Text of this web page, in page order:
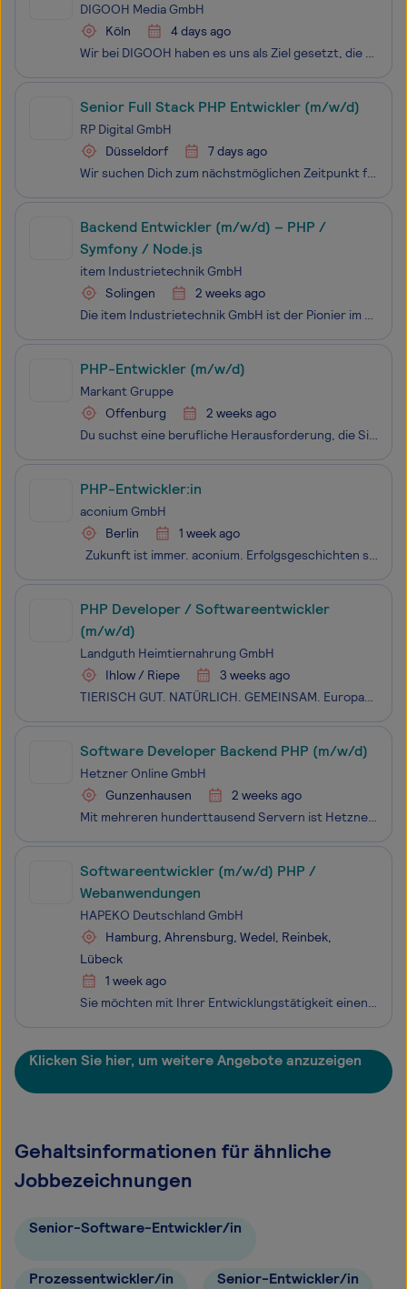
DIGOOH Media GmbH
Köln
4 days ago
Wir bei DIGOOH haben es uns als Ziel gesetzt, die Außenwerbung zu revolutionieren! Willst Du ein Teil davon werden? Mit unserer Digitalisierungsstrategie sind wir dabei eine ganze Branche maßgeblich zu verändern und eine hochmoderne Form der Außenwerbung zu etablieren. Unsere Mission geht
Senior Full Stack PHP Entwickler (m/w/d)
RP Digital GmbH
Düsseldorf
7 days ago
Wir suchen Dich zum nächstmöglichen Zeitpunkt für die RP Digital als Senior Full Stack PHP Entwickler (m/w/d) Als breit aufgestelltes Unternehmen gibt die Rheinische Post Mediengruppe zahlreiche gedruckte und digitale Medien heraus. Unsere mehr als 3.000 Mitarbeiter:innen arbeiten täglich daran Mens
Backend Entwickler (m/w/d) – PHP /
Symfony / Node.js
item Industrietechnik GmbH
Solingen
2 weeks ago
Die item Industrietechnik GmbH ist der Pionier im Bereich Systembaukästen für industrielle Anwendungen und weltweiter Partner der Fertigungsindustrie. Sie hat ihren Hauptsitz in Solingen und ist mit Tochterfirmen international vertreten. Mit Know-how und Leidenschaft entwickeln rund 1.000 Mitarb
PHP-Entwickler (m/w/d)
Markant Gruppe
Offenburg
2 weeks ago
Du suchst eine berufliche Herausforderung, die Sicherheit, moderne Technologien und Gestaltungsspielraum vereint? Wir digitalisieren den Lebensmittelgrosshandel und die Gastronomie und schaffen eine zukunftsfähige Plattform, die beide Welten verbindet. Bei uns arbeitest du in einem stabilen und prof
PHP-Entwickler:in
aconium GmbH
Berlin
1 week ago
Zukunft ist immer. aconium. Erfolgsgeschichten schreiben wir gemeinsam. Mit mehr als 350 Mitarbeitenden gehört die aconium GmbH zu den Top 100 der innovativsten Mittelständler in Deutschland. Wir leben Innovation. Wir überzeugen mit Kompetenz. Wir gestalten zusammen. Europaweit - seit mehr
PHP Developer / Softwareentwickler
(m/w/d)
Landguth Heimtiernahrung GmbH
Ihlow / Riepe
3 weeks ago
TIERISCH GUT. NATÜRLICH. GEMEINSAM. Europas führender Hersteller von Super-Premium Petfood sucht DICH. Als Global-Player beliefern wir den weltweiten Heimtierfachhandel mit hochwertigen, innovativen und nachhaltigen Produkten. Landguth ist in Ostfriesland fest verwurzelt und so naturliebend und bod
Software Developer Backend PHP (m/w/d)
Hetzner Online GmbH
Gunzenhausen
2 weeks ago
Mit mehreren hunderttausend Servern ist Hetzner einer der größten Webhoster und Rechenzentren-Betreiber in Europa. Wir bieten unseren Kunden selbst entwickelte Hightech-Produkte und zuverlässige Infrastruktur zu fairen Preisen. Über 450 Mitarbeiter arbeiten täglich daran die digitale Zukunft mitzuge
Softwareentwickler (m/w/d) PHP /
Webanwendungen
HAPEKO Deutschland GmbH
Hamburg, Ahrensburg, Wedel, Reinbek,
Lübeck
1 week ago
Sie möchten mit Ihrer Entwicklungstätigkeit einen direkten Beitrag zu einer Branche leisten, die unsere digitale Zukunft maßgeblich prägt? Dann bietet Ihnen diese Position die Möglichkeit, in einem technologisch anspruchsvollen und zugleich langfristig stabilen Marktumfeld tätig zu werden.Unser Mand
Klicken Sie hier, um weitere Angebote anzuzeigen
Gehaltsinformationen für ähnliche
Jobbezeichnungen
Senior-Software-Entwickler/in
Prozessentwickler/in Senior-Entwickler/in